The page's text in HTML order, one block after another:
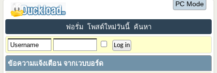
PC Mode
ฟอรั่ม โพสต์ใหม่วันนี้ ค้นหา
ข้อความแจ้งเตือน จากเวบบอร์ด